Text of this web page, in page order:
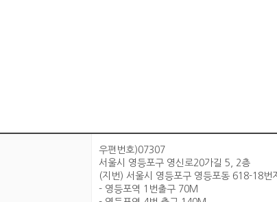
우편번호)07307
서울시 영등포구 영신로20가길 5, 2층
(지번) 서울시 영등포구 영등포동 618-18번
- 영등포역 1번출구 70M